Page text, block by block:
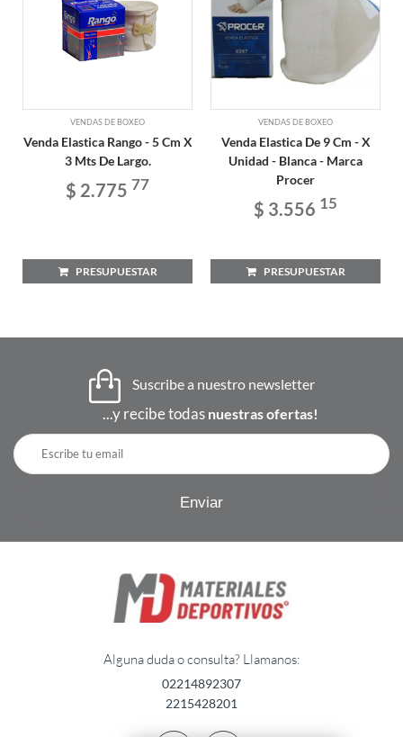
VENDAS DE BOXEO
Venda Elastica Rango - 5 Cm X
3 Mts De Largo.
$ 2.775 77
PRESUPUESTAR
VENDAS DE BOXEO
Venda Elastica De 9 Cm - X
Unidad - Blanca - Marca
Procer
$ 3.556 15
PRESUPUESTAR
Suscribe a nuestro newsletter
...y recibe todas nuestras ofertas!
Alguna duda o consulta? Llamanos:
02214892307
2215428201